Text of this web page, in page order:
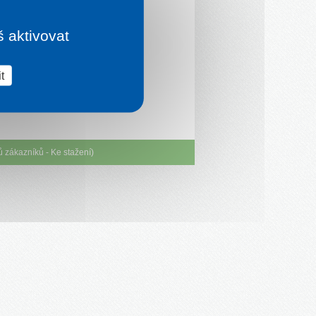
zákazníků - Ke stažení)
aktivovat